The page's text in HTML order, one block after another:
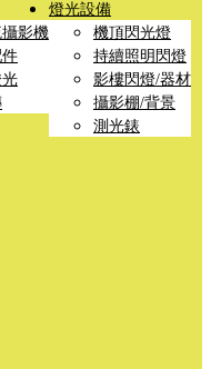
影機
燈光設備
機頂閃光燈
持續照明閃燈
影樓閃燈/器材
攝影棚/背景
測光錶